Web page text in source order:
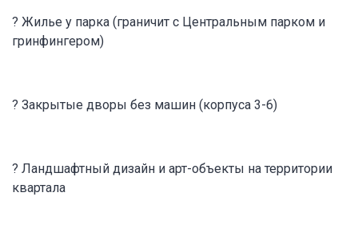
? Жилье у парка (граничит с Центральным парком и
гринфингером)
? Закрытые дворы без машин (корпуса 3-6)
? Ландшафтный дизайн и арт-объекты на территории
квартала